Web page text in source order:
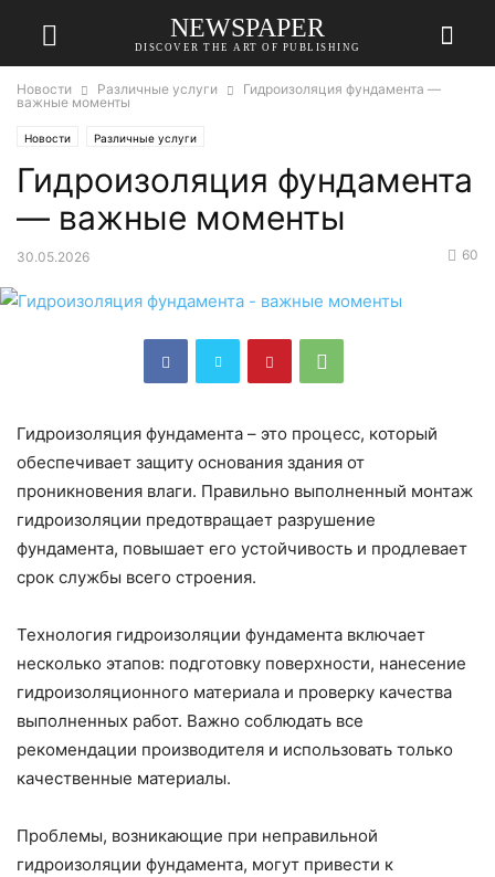
NEWSPAPER
DISCOVER THE ART OF PUBLISHING
Новости Различные услуги
Гидроизоляция фундамента —
важные моменты
Новости Различные услуги
Гидроизоляция фундамента
— важные моменты
30.05.2026 60
Гидроизоляция фундамента – это процесс, который
обеспечивает защиту основания здания от
проникновения влаги. Правильно выполненный монтаж
гидроизоляции предотвращает разрушение
фундамента, повышает его устойчивость и продлевает
срок службы всего строения.
Технология гидроизоляции фундамента включает
несколько этапов: подготовку поверхности, нанесение
гидроизоляционного материала и проверку качества
выполненных работ. Важно соблюдать все
рекомендации производителя и использовать только
качественные материалы.
Проблемы, возникающие при неправильной
гидроизоляции фундамента, могут привести к